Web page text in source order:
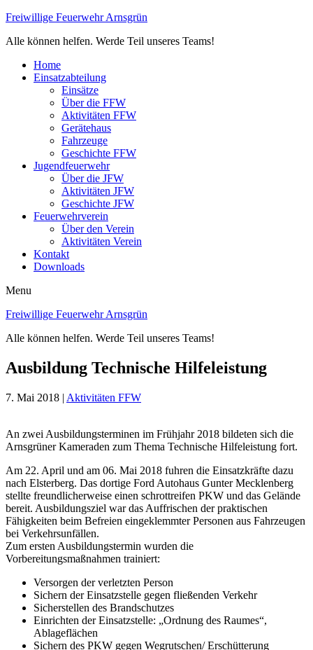
Freiwillige Feuerwehr Arnsgrün
Alle können helfen. Werde Teil unseres Teams!
Home
Einsatzabteilung
Einsätze
Über die FFW
Aktivitäten FFW
Gerätehaus
Fahrzeuge
Geschichte FFW
Jugendfeuerwehr
Über die JFW
Aktivitäten JFW
Geschichte JFW
Feuerwehrverein
Über den Verein
Aktivitäten Verein
Kontakt
Downloads
Menu
Freiwillige Feuerwehr Arnsgrün
Alle können helfen. Werde Teil unseres Teams!
Ausbildung Technische Hilfeleistung
7. Mai 2018 | Aktivitäten FFW
An zwei Ausbildungsterminen im Frühjahr 2018 bildeten sich die
Arnsgrüner Kameraden zum Thema Technische Hilfeleistung fort.
Am 22. April und am 06. Mai 2018 fuhren die Einsatzkräfte dazu
nach Elsterberg. Das dortige Ford Autohaus Gunter Mecklenberg
stellte freundlicherweise einen schrottreifen PKW und das Gelände
bereit. Ausbildungsziel war das Auffrischen der praktischen
Fähigkeiten beim Befreien eingeklemmter Personen aus Fahrzeugen
bei Verkehrsunfällen.
Zum ersten Ausbildungstermin wurden die
Vorbereitungsmaßnahmen trainiert:
Versorgen der verletzten Person
Sichern der Einsatzstelle gegen fließenden Verkehr
Sicherstellen des Brandschutzes
Einrichten der Einsatzstelle: „Ordnung des Raumes“,
Ablageflächen
Sichern des PKW gegen Wegrutschen/ Erschütterung